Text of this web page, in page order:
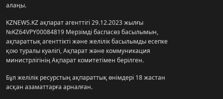
алаңы.
KZNEWS.KZ ақпарат агенттігі 29.12.2023 жылғы
№KZ64VPY00084819 Мерзімді баспасөз басылымын,
ақпараттық агенттікті және желілік басылымды есепке
қою туралы куәлігі, Ақпарат және коммуникация
министрлігінің Ақпарат комитетімен берілген.
Бұл желілік ресурстың ақпараттық өнімдері 18 жастан
асқан азаматтарға арналған.